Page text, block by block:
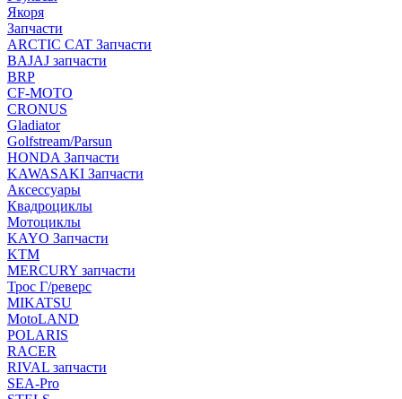
Якоря
Запчасти
ARCTIC CAT Запчасти
BAJAJ запчасти
BRP
CF-MOTO
CRONUS
Gladiator
Golfstream/Parsun
HONDA Запчасти
KAWASAKI Запчасти
Аксессуары
Квадроциклы
Мотоциклы
KAYO Запчасти
KTM
MERCURY запчасти
Трос Г/реверс
MIKATSU
MotoLAND
POLARIS
RACER
RIVAL запчасти
SEA-Pro